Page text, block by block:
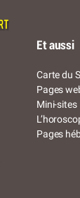
Et aussi
Carte du
Pages
Mini-sites
Pages